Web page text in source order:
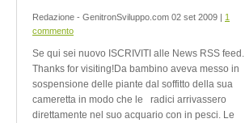
Redazione - GenitronSviluppo.com 02 set 2009 | 1
commento
Se qui sei nuovo ISCRIVITI alle News RSS feed.
Thanks for visiting!Da bambino aveva messo in
sospensione delle piante dal soffitto della sua
cameretta in modo che le radici arrivassero
direttamente nel suo acquario con in pesci. Le